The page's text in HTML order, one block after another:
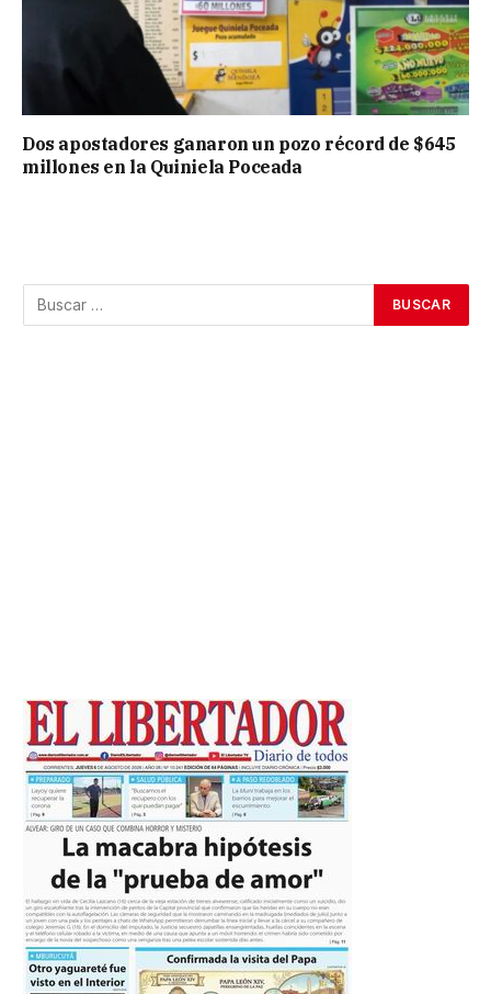
Dos apostadores ganaron un pozo récord de $645
millones en la Quiniela Poceada